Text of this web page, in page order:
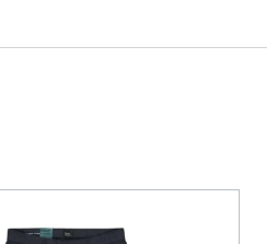
von 5 von 5 Sternen